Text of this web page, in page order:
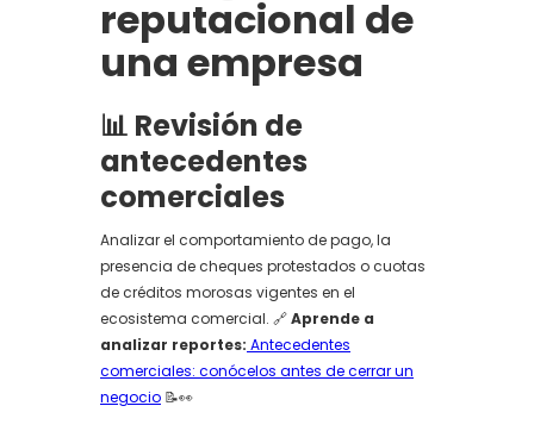
reputacional de
una empresa
📊 Revisión de
antecedentes
comerciales
Analizar el comportamiento de pago, la
presencia de cheques protestados o cuotas
de créditos morosas vigentes en el
ecosistema comercial. 🔗Aprende a
analizar reportes: Antecedentes
comerciales: conócelos antes de cerrar un
negocio 📝👀